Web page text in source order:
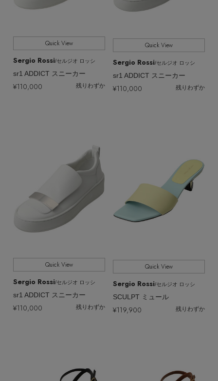
Quick View
Sergio Rossi/セルジオ ロッシ
sr1 ADDICT スニーカー
¥110,000 残りわずか
Quick View
Sergio Rossi/セルジオ ロッシ
sr1 ADDICT スニーカー
¥110,000 残りわずか
Quick View
Sergio Rossi/セルジオ ロッシ
sr1 ADDICT スニーカー
¥110,000 残りわずか
Quick View
Sergio Rossi/セルジオ ロッシ
SCULPT ミュール
¥119,900 残りわずか